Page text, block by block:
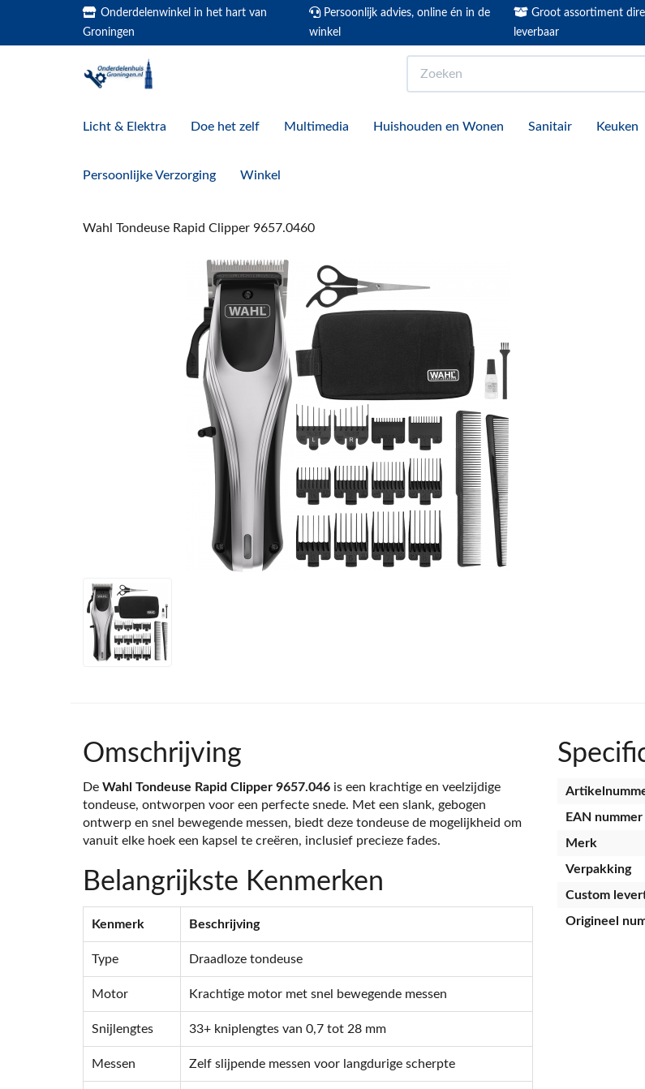
Onderdelenwinkel in het hart van
Groningen
Persoonlijk advies, online én in de
winkel
Groot assortiment
leverbaar
Licht & Elektra Doe het zelf Multimedia Huishouden en Wonen Sanitair Keuken
Persoonlijke Verzorging Winkel
Wahl Tondeuse Rapid Clipper 9657.0460
Omschrijving
De Wahl Tondeuse Rapid Clipper 9657.046 is een krachtige en veelzijdige
tondeuse, ontworpen voor een perfecte snede. Met een slank, gebogen
ontwerp en snel bewegende messen, biedt deze tondeuse de mogelijkheid om
vanuit elke hoek een kapsel te creëren, inclusief precieze fades.
Belangrijkste Kenmerken
Kenmerk Beschrijving
Type Draadloze tondeuse
Motor Krachtige motor met snel bewegende messen
Snijlengtes 33+ kniplengtes van 0,7 tot 28 mm
Messen Zelf slijpende messen voor langdurige scherpte
EAN nummer
Merk
Verpakking
Custom
Origineel